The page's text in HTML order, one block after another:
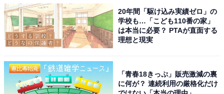
に位置する「名古屋市美術館」は、建築家・黒川紀章氏
が設計し1988年に開館した市立美術館です。エコール・
ド・パリの絵画・メキシコ現代美術・日本の近代美術・
名古屋ゆかりの美術を四大コレクションとして収蔵して
おり、モディリアーニやリベラなど海外名品も充実して
います。
20年間「駆け込み実績ゼロ」の
学校も…「こども110番の家」
は本当に必要？ PTAが直面する
理想と現実
「青春18きっぷ」販売激減の裏
に何が？ 連続利用の厳格化だけ